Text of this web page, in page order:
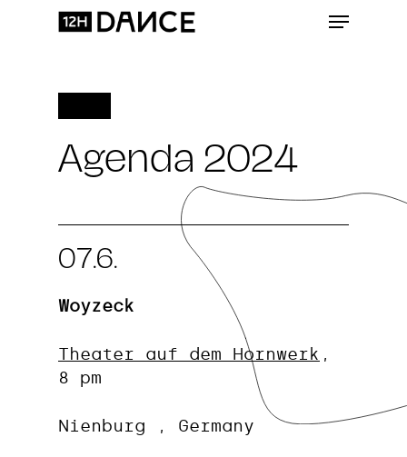
Menu
Agenda 2024
07.6.
Woyzeck
Theater auf dem Hornwerk ,
8 pm
Nienburg , Germany